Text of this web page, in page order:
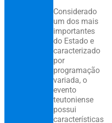
Considerado
um dos mais
importantes
do Estado e
caracterizado
por
programação
variada, o
evento
teutoniense
possui
características